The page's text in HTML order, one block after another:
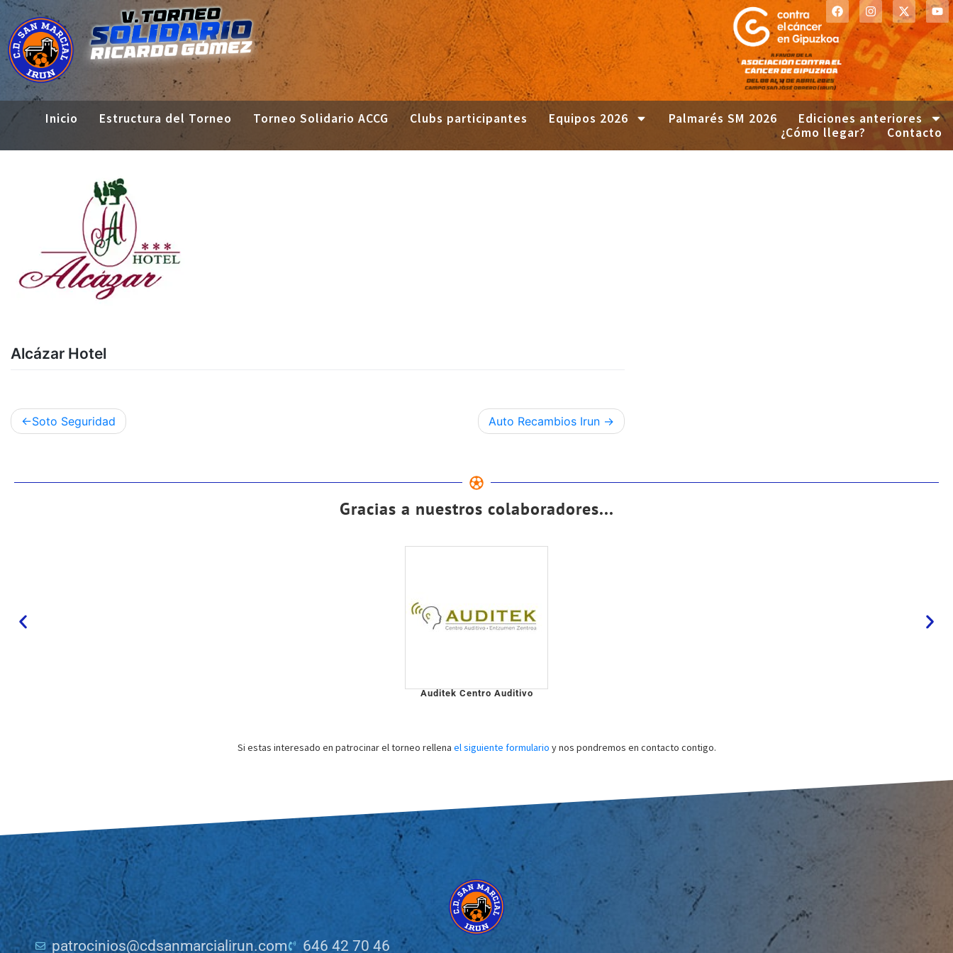
Inicio Estructura del Torneo Torneo Solidario ACCG Clubs participantes Equipos 2026 Palmarés SM 2026
Ediciones anteriores
¿Cómo llegar?
Contacto
Alcázar Hotel
Soto Seguridad Auto Recambios Irun
Gracias a nuestros colaboradores...
Auditek Centro Auditivo
Si estas interesado en patrocinar el torneo rellena el siguiente formulario y nos pondremos en contacto contigo.
patrocinios@cdsanmarcialirun.com 646 42 70 46